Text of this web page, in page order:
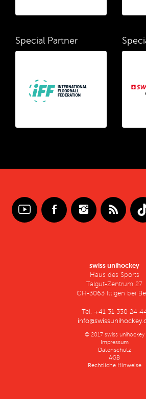
Special Partner
swiss unihockey
Haus des Sports
Talgut-Zentrum 27
CH-3063 Ittigen bei
Tel. +41 31 330 24
© 2017 swiss unihockey
Impressum
Datenschutz
AGB
Rechtliche Hinweise